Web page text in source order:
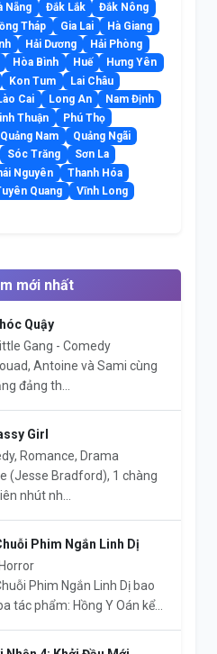
Nẵng Đắk Lắk
Đắk Nông
Tháp Gia Lai
Hà Giang
Hải Dương
Hải Phòng
Hòa Bình Huế
Hưng Yên
Kon Tum
Lai Châu
Cai Long An
Nam Định
Thuận
Phú Thọ
Quảng Nam
Quảng Ngãi
Sóc Trăng
Sơn La
Nguyên
Thanh Hóa
Quang
Vĩnh Long
mới nhất
Quậy
Gang - Comedy
Antoine và Sami cùng
đảng th...
Girl
Romance, Drama
(Jesse Bradford), 1 chàng
nhút nh...
Phim Ngắn Linh Dị
Phim Ngắn Linh Dị bao
tác phẩm: Hồng Y Oán kể...